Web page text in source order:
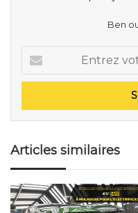
brise en
Le premier c’est le
brise en aérosol.
supermarchés et
certes mais est il
Ben
votre
adresse
Articles similaires